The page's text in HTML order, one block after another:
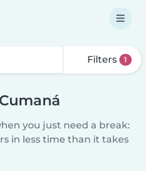
Filters 1
you just need a break:
in less time than it takes